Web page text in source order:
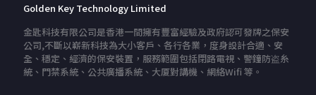
Golden Key Technology Limited
金匙科技有限公司是香港一間擁有豐富經驗及政府認可發牌之保安
公司,不斷以嶄新科技為大小客戶、各行各業，度身設計合適、安
全、穩定、經濟的保安裝置，服務範圍包括閉路電視、警鐘防盗糸
統、門禁系統、公共廣播系統、大厦對講機、網絡Wifi 等。